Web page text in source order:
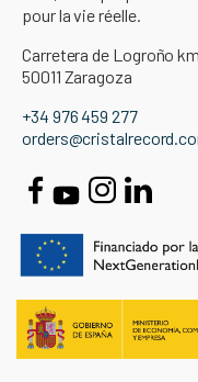
pour la vie réelle.
Carretera de Logroño
50011 Zaragoza
+34 976 459 277